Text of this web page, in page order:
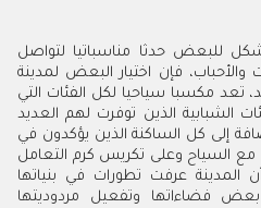
للبعض حدثا مناسباتيا لتواصل
والأحباب، فإن اختيار البعض لمدينة
مكسبا سياحيا لكل الفئات التي
الشبابية الذين توفرت لهم العديد
إلى كل الساكنة الذين يؤكدون في
مع السياح وعلى تكريس كرم التعامل
عرفت تطورات في بنياتها
بعض فضاءاتها وتفعيل مردوديتها